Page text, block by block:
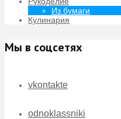
Из бумаги
Кулинария
Мы в соцсетях
vkontakte
odnoklassniki